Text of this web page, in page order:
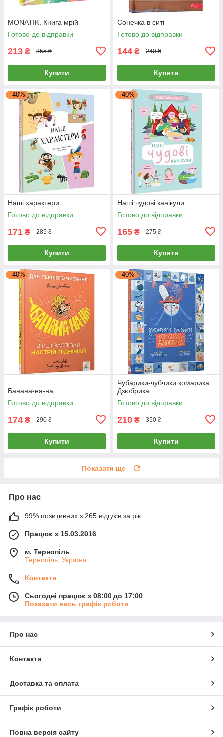
MONATIK. Книга мрій
Готово до відправки
213 ₴ 355 ₴
Купити
Сонечка в ситі
Готово до відправки
144 ₴ 240 ₴
Купити
–40%
Наші характери
Готово до відправки
171 ₴ 285 ₴
Купити
–40%
Наші чудові канікули
Готово до відправки
165 ₴ 275 ₴
Купити
–40%
Банана-на-на
Готово до відправки
174 ₴ 290 ₴
Купити
–40%
Чубарики-чубчики комарика
Дзюбрика
Готово до відправки
210 ₴ 350 ₴
Купити
Показати ще
Про нас
99% позитивних з 265 відгуків за рік
Працює з 15.03.2016
м. Тернопіль
Тернопіль, Україна
Контакти
Сьогодні працює з 08:00 до 17:00
Показати весь графік роботи
Про нас
Контакти
Доставка та оплата
Графік роботи
Повна версія сайту